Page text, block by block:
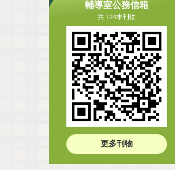
輔導室公務信箱
共 124本刊物
更多刊物